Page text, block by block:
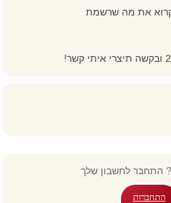
את מה שרשמת
התחבר לחשבון שלך
התחברות